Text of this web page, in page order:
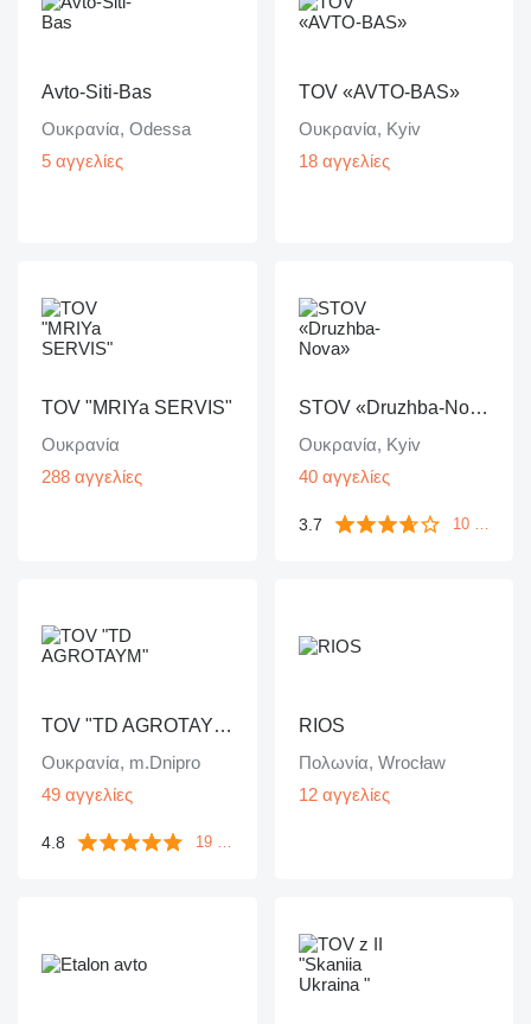
Avto-Siti-Bas
Ουκρανία, Odessa
5 αγγελίες
TOV «AVTO-BAS»
Ουκρανία, Kyiv
18 αγγελίες
TOV "MRIYa SERVIS"
Ουκρανία
288 αγγελίες
STOV «Druzhba-Nova»
Ουκρανία, Kyiv
40 αγγελίες
3.7 10 ανατροφοδοτήσεις
TOV "TD AGROTAYM"
Ουκρανία, m.Dnipro
49 αγγελίες
4.8 19 ανατροφοδοτήσεις
RIOS
Πολωνία, Wrocław
12 αγγελίες